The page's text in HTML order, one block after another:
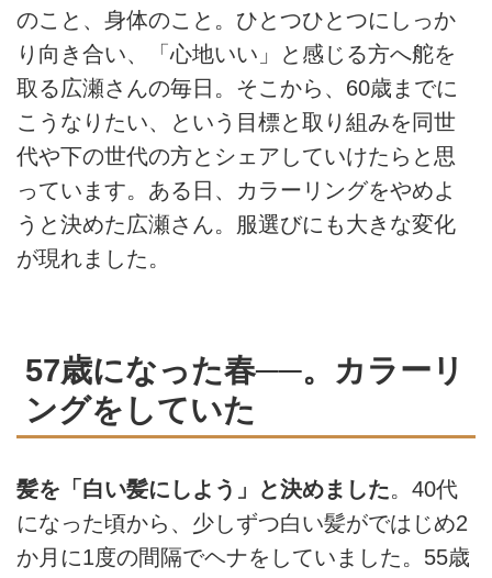
のこと、⾝体のこと。ひとつひとつにしっか
り向き合い、「心地いい」と感じる方へ舵を
取る広瀬さんの毎日。そこから、60歳までに
こうなりたい、という目標と取り組みを同世
代や下の世代の方とシェアしていけたらと思
っています。ある日、カラーリングをやめよ
うと決めた広瀬さん。服選びにも大きな変化
が現れました。
57歳になった春──。カラーリ
ングをしていた
髪を「⽩い髪にしよう」と決めました。40代
になった頃から、少しずつ⽩い髪がではじめ2
か⽉に1度の間隔でヘナをしていました。55歳